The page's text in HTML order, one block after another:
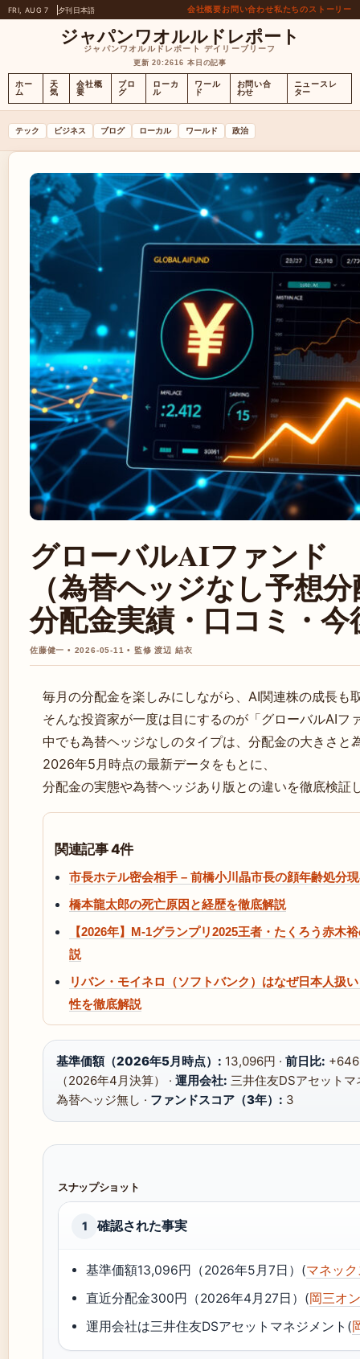
FRI, AUG 7 夕刊日本語 会社概要お問い合わせ私たちのストーリー
ジャパンワオルルドレポート
ジャパンワオルルドレポート デイリーブリーフ
更新 20:2616 本日の記事
ホー
ム
天
気
会社概
要
ブロ
グ
ローカ
ル
ワール
ド
お問い合
わせ
ニュースレ
ター
テック ビジネス ブログ ローカル ワールド 政治
グローバルAIファンド
（為替ヘッジなし予想
分配金実績・口コミ・
佐藤健一 • 2026-05-11 • 監修 渡辺 結衣
毎月の分配金を楽しみにしながら、AI関連株の成長
そんな投資家が一度は目にするのが「グローバルAIフ
中でも為替ヘッジなしのタイプは、分配金の大きさと
2026年5月時点の最新データをもとに、
分配金の実態や為替ヘッジあり版との違いを徹底検証
関連記事 4件
市長ホテル密会相手 – 前橋小川晶市長の顔年齢処分
橋本龍太郎の死亡原因と経歴を徹底解説
【2026年】M-1グランプリ2025王者・たくろう赤木
説
リバン・モイネロ（ソフトバンク）はなぜ日本人扱
性を徹底解説
基準価額（2026年5月時点）: 13,096円 · 前日比:
（2026年4月決算） · 運用会社: 三井住友DSアセットマ
為替ヘッジ無し · ファンドスコア（3年）: 3
スナップショット
1 確認された事実
基準価額13,096円（2026年5月7日）(マネッ
直近分配金300円（2026年4月27日）(岡三オ
運用会社は三井住友DSアセットマネジメント(